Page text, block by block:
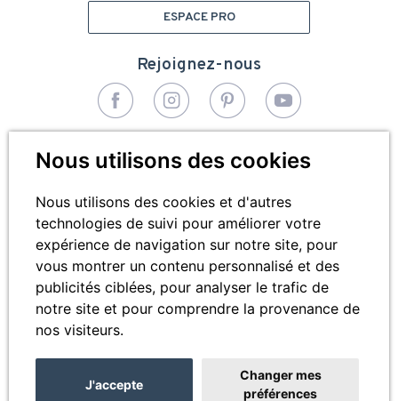
Nous utilisons des cookies
Nous utilisons des cookies et d'autres
technologies de suivi pour améliorer votre
expérience de navigation sur notre site, pour
vous montrer un contenu personnalisé et des
publicités ciblées, pour analyser le trafic de
notre site et pour comprendre la provenance de
nos visiteurs.
J'accepte
Changer mes
préférences
ESPACE PRO
de
page
Mentions légales
Cookies
Contactez-nous
Rejoignez-nous